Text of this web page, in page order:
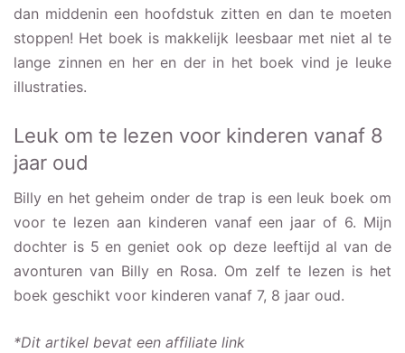
dan middenin een hoofdstuk zitten en dan te moeten
stoppen! Het boek is makkelijk leesbaar met niet al te
lange zinnen en her en der in het boek vind je leuke
illustraties.
Leuk om te lezen voor kinderen vanaf 8
jaar oud
Billy en het geheim onder de trap is een leuk boek om
voor te lezen aan kinderen vanaf een jaar of 6. Mijn
dochter is 5 en geniet ook op deze leeftijd al van de
avonturen van Billy en Rosa. Om zelf te lezen is het
boek geschikt voor kinderen vanaf 7, 8 jaar oud.
*Dit artikel bevat een affiliate link